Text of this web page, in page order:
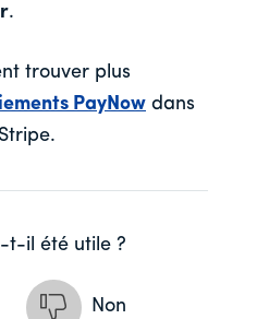
.
trouver plus
PayNow dans
t-il été utile ?
Non